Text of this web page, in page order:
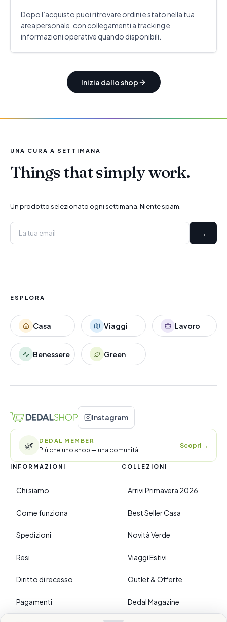
Dopo l’acquisto puoi ritrovare ordini e stato nella tua
area personale, con collegamenti a tracking e
informazioni operative quando disponibili.
Inizia dallo shop
UNA CURA A SETTIMANA
Things that simply work.
Un prodotto selezionato ogni settimana. Niente spam.
→
ESPLORA
Casa Viaggi Lavoro
Benessere Green
Instagram
🌿 DEDAL MEMBER
Più che uno shop — una comunità.
Scopri →
INFORMAZIONI
Chi siamo
Come funziona
Spedizioni
Resi
Diritto di recesso
Pagamenti
COLLEZIONI
Arrivi Primavera 2026
Best Seller Casa
Novità Verde
Viaggi Estivi
Outlet & Offerte
Dedal Magazine